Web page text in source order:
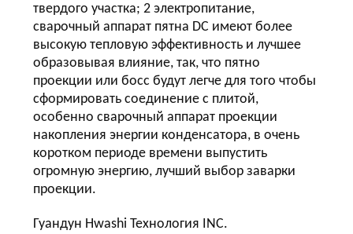
твердого участка; 2 электропитание,
сварочный аппарат пятна DC имеют более
высокую тепловую эффективность и лучшее
образовывая влияние, так, что пятно
проекции или босс будут легче для того чтобы
сформировать соединение с плитой,
особенно сварочный аппарат проекции
накопления энергии конденсатора, в очень
коротком периоде времени выпустить
огромную энергию, лучший выбор заварки
проекции.
Гуандун Hwashi Технология INC.